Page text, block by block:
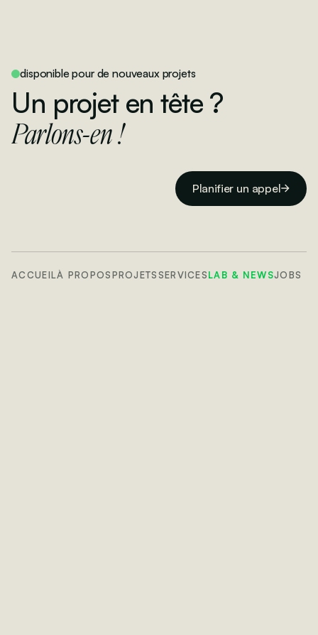
disponible pour de nouveaux projets
Un projet en tête ?
Parlons-en !
Planifier un appel
ACCUEILÀ PROPOSPROJETSSERVICESLAB & NEWSJOBS